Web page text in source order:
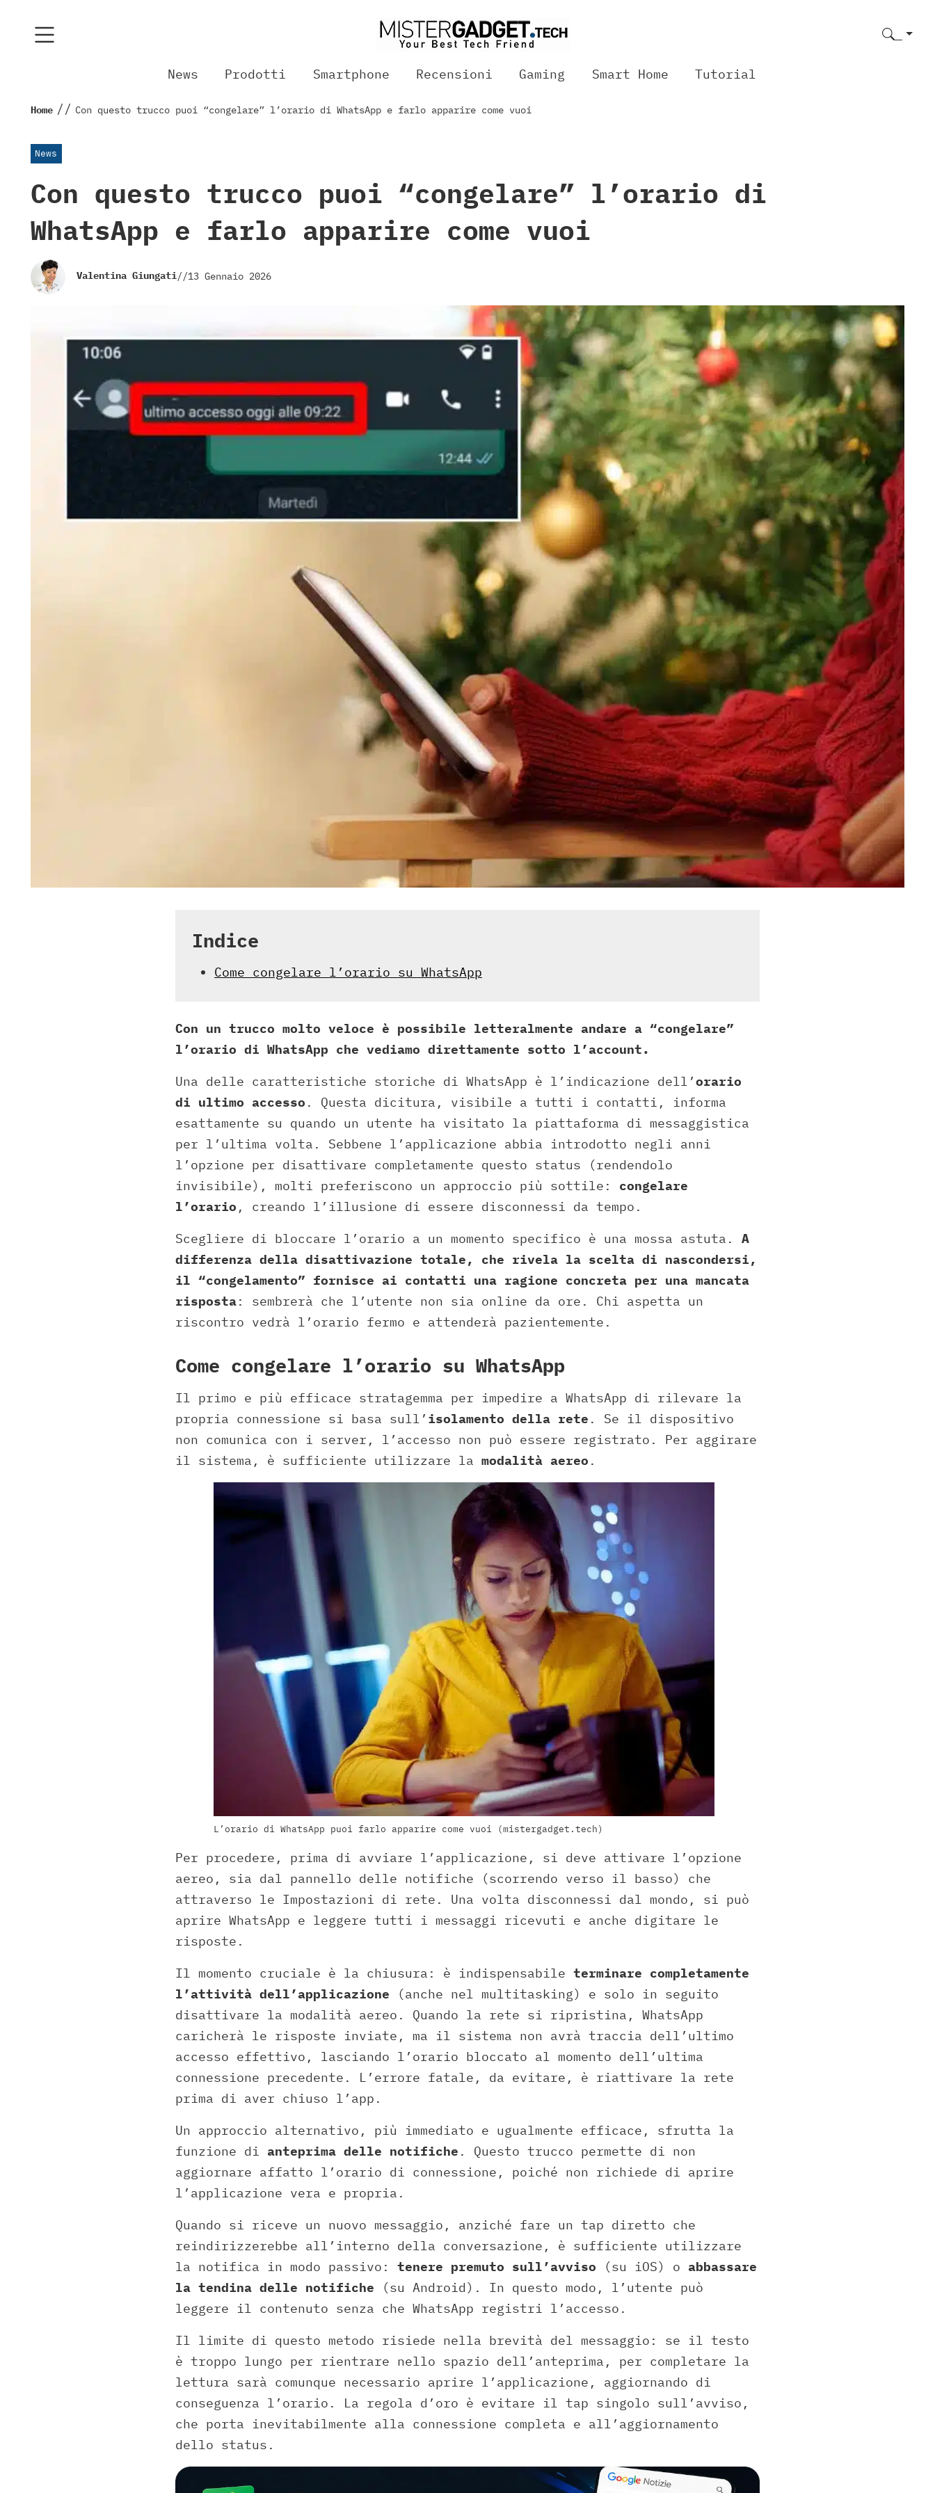
News Prodotti Smartphone Recensioni Gaming Smart Home Tutorial
Home // Con questo trucco puoi “congelare” l’orario di WhatsApp e farlo apparire come vuoi
News
Con questo trucco puoi “congelare” l’orario di
WhatsApp e farlo apparire come vuoi
Valentina Giungati//13 Gennaio 2026
Indice
Come congelare l’orario su WhatsApp
Con un trucco molto veloce è possibile letteralmente andare a “congelare”
l’orario di WhatsApp che vediamo direttamente sotto l’account.
Una delle caratteristiche storiche di WhatsApp è l’indicazione dell’orario
di ultimo accesso . Questa dicitura, visibile a tutti i contatti, informa
esattamente su quando un utente ha visitato la piattaforma di messaggistica
per l’ultima volta. Sebbene l’applicazione abbia introdotto negli anni
l’opzione per disattivare completamente questo status (rendendolo
invisibile), molti preferiscono un approccio più sottile: congelare
l’orario , creando l’illusione di essere disconnessi da tempo.
Scegliere di bloccare l’orario a un momento specifico è una mossa astuta. A
differenza della disattivazione totale, che rivela la scelta di nascondersi,
il “congelamento” fornisce ai contatti una ragione concreta per una mancata
risposta: sembrerà che l’utente non sia online da ore. Chi aspetta un
riscontro vedrà l’orario fermo e attenderà pazientemente.
Come congelare l’orario su WhatsApp
Il primo e più efficace stratagemma per impedire a WhatsApp di rilevare la
propria connessione si basa sull’ isolamento della rete . Se il dispositivo
non comunica con i server, l’accesso non può essere registrato. Per aggirare
il sistema, è sufficiente utilizzare la modalità aereo .
L’orario di WhatsApp puoi farlo apparire come vuoi (mistergadget.tech)
Per procedere, prima di avviare l’applicazione, si deve attivare l’opzione
aereo, sia dal pannello delle notifiche (scorrendo verso il basso) che
attraverso le Impostazioni di rete. Una volta disconnessi dal mondo, si può
aprire WhatsApp e leggere tutti i messaggi ricevuti e anche digitare le
risposte.
Il momento cruciale è la chiusura: è indispensabile terminare completamente
l’attività dell’applicazione (anche nel multitasking) e solo in seguito
disattivare la modalità aereo. Quando la rete si ripristina, WhatsApp
caricherà le risposte inviate, ma il sistema non avrà traccia dell’ultimo
accesso effettivo, lasciando l’orario bloccato al momento dell’ultima
connessione precedente. L’errore fatale, da evitare, è riattivare la rete
prima di aver chiuso l’app.
Un approccio alternativo, più immediato e ugualmente efficace, sfrutta la
funzione di anteprima delle notifiche . Questo trucco permette di non
aggiornare affatto l’orario di connessione, poiché non richiede di aprire
l’applicazione vera e propria.
Quando si riceve un nuovo messaggio, anziché fare un tap diretto che
reindirizzerebbe all’interno della conversazione, è sufficiente utilizzare
la notifica in modo passivo: tenere premuto sull’avviso (su iOS) o abbassare
la tendina delle notifiche (su Android). In questo modo, l’utente può
leggere il contenuto senza che WhatsApp registri l’accesso.
Il limite di questo metodo risiede nella brevità del messaggio: se il testo
è troppo lungo per rientrare nello spazio dell’anteprima, per completare la
lettura sarà comunque necessario aprire l’applicazione, aggiornando di
conseguenza l’orario. La regola d’oro è evitare il tap singolo sull’avviso,
che porta inevitabilmente alla connessione completa e all’aggiornamento
dello status.